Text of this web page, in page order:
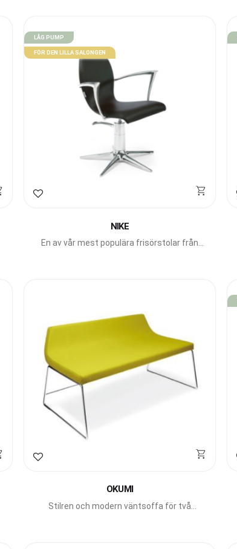
Lägg till i favoriter
NIKE
En av vår mest populära frisörstolar från
LÅG PUMP
FÖR DEN LILLA SALONGEN
Lägg till i favoriter
OKUMI
Stilren och modern väntsoffa för två